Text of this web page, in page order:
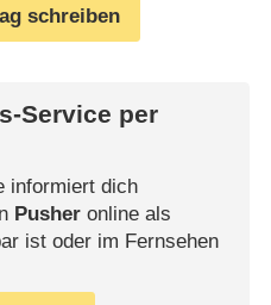
schreiben
Service per
informiert dich
Pusheronline als
ist oder im Fernsehen